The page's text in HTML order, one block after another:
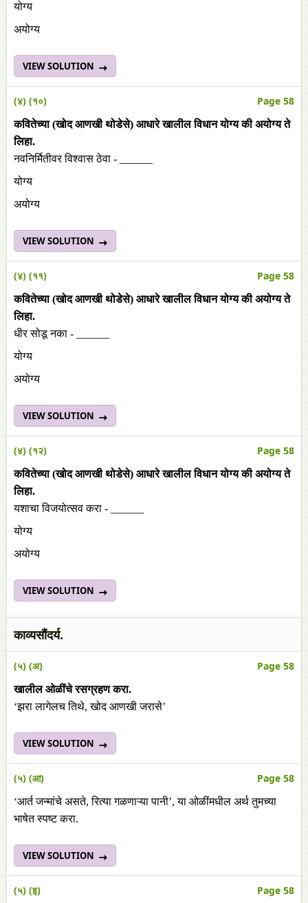
योग्य
अयोग्य
VIEW SOLUTION
(४) (१०) Page 58
कवितेच्या (खोद आणखी थोडेसे) आधारे खालील विधान योग्य की अयोग्य ते
लिहा.
नवनिर्मितीवर विश्वास ठेवा - ______
योग्य
अयोग्य
VIEW SOLUTION
(४) (११) Page 58
कवितेच्या (खोद आणखी थोडेसे) आधारे खालील विधान योग्य की अयोग्य ते
लिहा.
धीर सोडू नका - ______
योग्य
अयोग्य
VIEW SOLUTION
(४) (१२) Page 58
कवितेच्या (खोद आणखी थोडेसे) आधारे खालील विधान योग्य की अयोग्य ते
लिहा.
यशाचा विजयोत्सव करा - ______
योग्य
अयोग्य
VIEW SOLUTION
काव्यसौंदर्य.
(५) (अ) Page 58
खालील ओळींचे रसग्रहण करा.
‘झरा लागेलच तिथे, खोद आणखी जरासे’
VIEW SOLUTION
(५) (आ) Page 58
‘आर्त जन्मांचे असते, रित्या गळणाऱ्या पानी’, या ओळींमधील अर्थ तुमच्या
भाषेत स्पष्ट करा.
VIEW SOLUTION
(५) (इ) Page 58